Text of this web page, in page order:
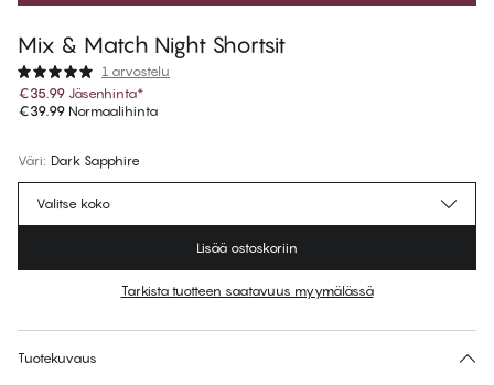
Mix & Match Night Shortsit
1 arvostelu
€35.99 Jäsenhinta*
€39.99 Normaalihinta
Väri: Dark Sapphire
Ei ehdotettua kokoa tähän tuotteeseen
Valitse koko
Lisää ostoskoriin
Tarkista tuotteen saatavuus myymälässä
Tuotekuvaus